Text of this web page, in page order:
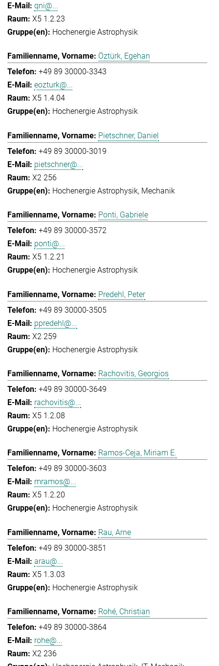
qni@...
X5 1.2.23
Hochenergie Astrophysik
Öztürk, Egehan
+49 89 30000-3343
eozturk@...
X5 1.4.04
Hochenergie Astrophysik
Pietschner, Daniel
+49 89 30000-3019
pietschner@...
X2 256
Hochenergie Astrophysik Mechanik
Ponti, Gabriele
+49 89 30000-3572
ponti@...
X5 1.2.21
Hochenergie Astrophysik
Predehl, Peter
+49 89 30000-3505
ppredehl@...
X2 259
Hochenergie Astrophysik
Rachovitis, Georgios
+49 89 30000-3649
rachovitis@...
X5 1.2.08
Hochenergie Astrophysik
Ramos-Ceja, Miriam E.
+49 89 30000-3603
mramos@...
X5 1.2.20
Hochenergie Astrophysik
Rau, Arne
+49 89 30000-3851
arau@...
X5 1.3.03
Hochenergie Astrophysik
Rohé, Christian
+49 89 30000-3864
rohe@...
X2 236